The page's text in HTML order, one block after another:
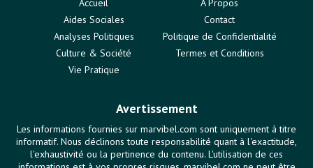
Accueil
Aides Sociales
Analyses Politiques
Culture & Société
Vie Pratique
À Propos
Contact
Politique de Confidentialité
Termes et Conditions
Avertissement
Les informations fournies sur marvibel.com sont uniquement à titre
informatif. Nous déclinons toute responsabilité quant à l'exactitude,
l'exhaustivité ou la pertinence du contenu. L'utilisation de ces